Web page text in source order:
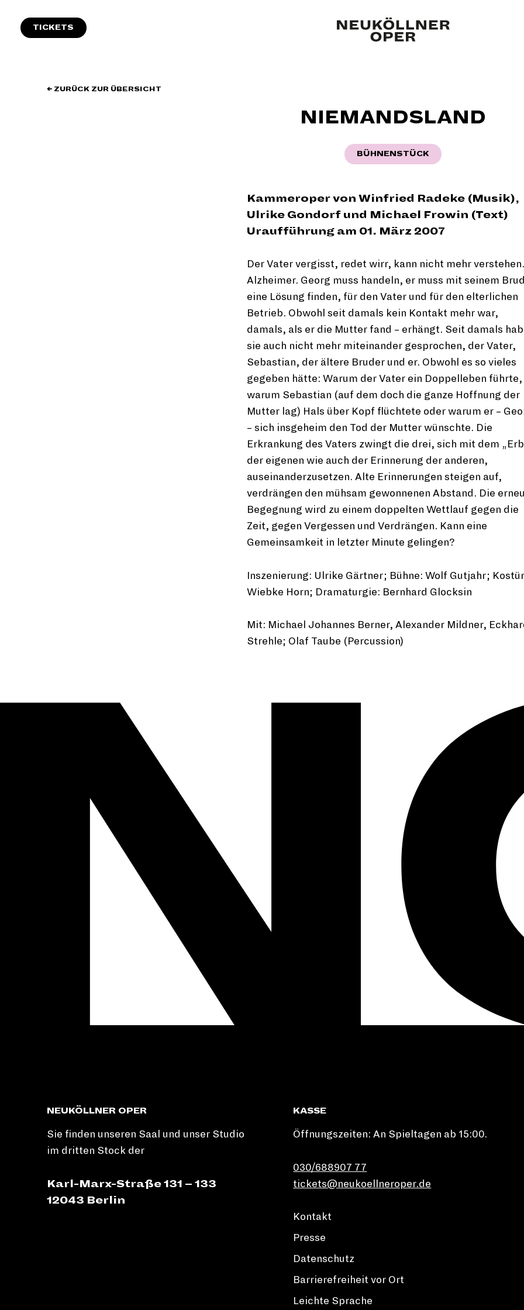
Inhalt
springen
TICKETS
← ZURÜCK ZUR ÜBERSICHT
NIEMANDSLAND
BÜHNENSTÜCK
Kammeroper von Winfried Radeke (Musik),
Ulrike Gondorf und Michael Frowin (Text)
Uraufführung am 01. März 2007
Der Vater vergisst, redet wirr, kann nicht mehr verstehen.
Alzheimer. Georg muss handeln, er muss mit seinem
eine Lösung finden, für den Vater und für den elterlichen
Betrieb. Obwohl seit damals kein Kontakt mehr war,
damals, als er die Mutter fand – erhängt. Seit damals
sie auch nicht mehr miteinander gesprochen, der Vater,
Sebastian, der ältere Bruder und er. Obwohl es so vieles
gegeben hätte: Warum der Vater ein Doppelleben führte,
warum Sebastian (auf dem doch die ganze Hoffnung der
Mutter lag) Hals über Kopf flüchtete oder warum er –
– sich insgeheim den Tod der Mutter wünschte. Die
Erkrankung des Vaters zwingt die drei, sich mit dem
der eigenen wie auch der Erinnerung der anderen,
auseinanderzusetzen. Alte Erinnerungen steigen auf,
verdrängen den mühsam gewonnenen Abstand. Die
Begegnung wird zu einem doppelten Wettlauf gegen die
Zeit, gegen Vergessen und Verdrängen. Kann eine
Gemeinsamkeit in letzter Minute gelingen?
Inszenierung: Ulrike Gärtner; Bühne: Wolf Gutjahr;
Wiebke Horn; Dramaturgie: Bernhard Glocksin
Mit: Michael Johannes Berner, Alexander Mildner,
Strehle; Olaf Taube (Percussion)
NEUKÖLLNER OPER
Sie finden unseren Saal und unser Studio
im dritten Stock der
Karl-Marx-Straße 131 – 133
12043 Berlin
KASSE
Öffnungszeiten: An Spieltagen ab 15:00.
030/688907 77
tickets@neukoellneroper.de
Kontakt
Presse
Datenschutz
Barrierefreiheit vor Ort
Leichte Sprache